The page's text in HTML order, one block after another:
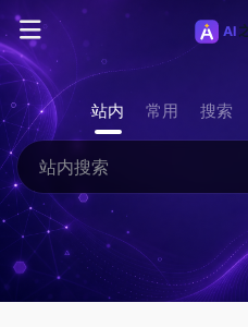
站内 常用 搜索